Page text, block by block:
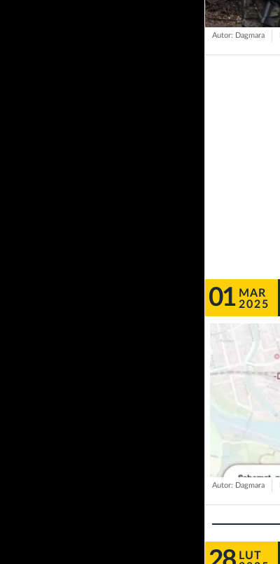
Autor: Dagmara
01 MAR
2025
Autor: Dagmara
LUT